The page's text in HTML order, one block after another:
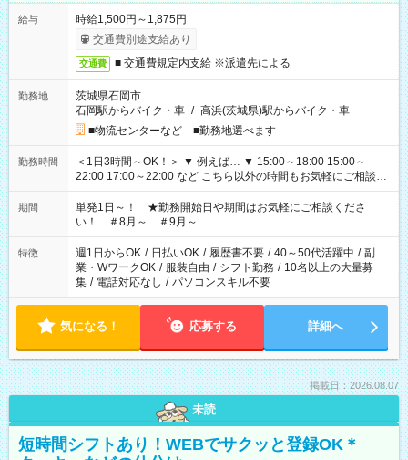
給与
時給1,500円～1,875円
交通費別途支給あり
交通費 ■ 交通費規定内支給 ※派遣先による
勤務地
茨城県石岡市
石岡駅からバイク・車 / 高浜(茨城県)駅からバイク・車
■物流センターなど ■勤務地選べます
勤務時間
＜1日3時間～OK！＞ ▼ 例えば… ▼ 15:00～18:00 15:00～
22:00 17:00～22:00 など こちら以外の時間もお気軽にご相談く
ださい！
期間
単発1日～！ ★勤務開始日や期間はお気軽にご相談くださ
い！ ＃8月～ ＃9月～
特徴 週1日からOK / 日払いOK / 履歴書不要 / 40～50代活躍中 / 副
業・WワークOK / 服装自由 / シフト勤務 / 10名以上の大量募
集 / 電話対応なし / パソコンスキル不要
気になる！ 応募する 詳細へ
掲載日：2026.08.07
未読
短時間シフトあり！WEBでサクッと登録OK＊